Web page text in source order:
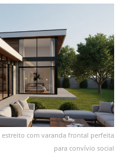
com varanda frontal perfeita
para convívio social